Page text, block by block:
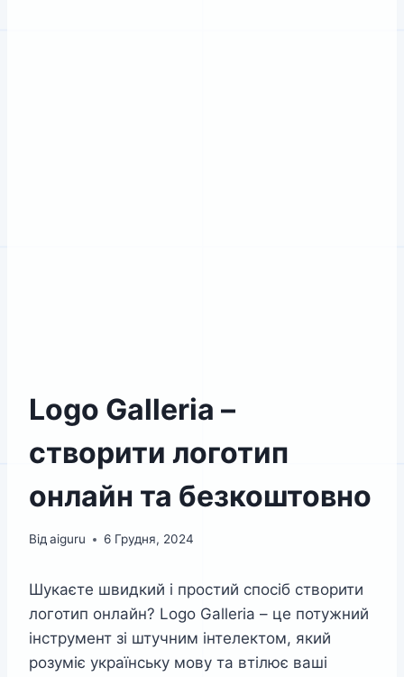
Logo Galleria –
створити логотип
онлайн та безкоштовно
Відaiguru 6 Грудня, 2024
Шукаєте швидкий і простий спосіб створити
логотип онлайн? Logo Galleria – це потужний
інструмент зі штучним інтелектом, який
розуміє українську мову та втілює ваші